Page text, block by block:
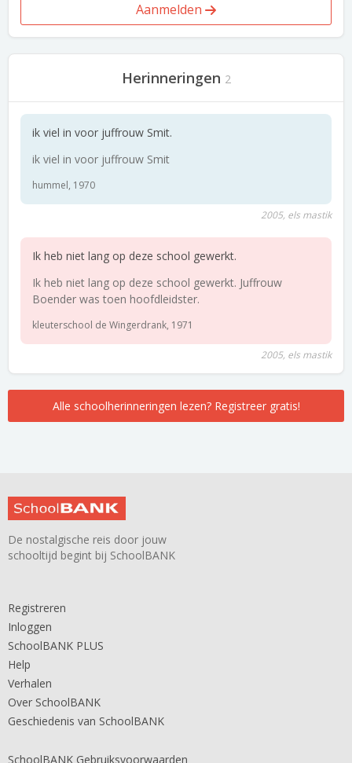
Aanmelden
Herinneringen 2
ik viel in voor juffrouw Smit.
ik viel in voor juffrouw Smit
hummel, 1970
2005, els mastik
Ik heb niet lang op deze school gewerkt.
Ik heb niet lang op deze school gewerkt. Juffrouw
Boender was toen hoofdleidster.
kleuterschool de Wingerdrank, 1971
2005, els mastik
Alle schoolherinneringen lezen? Registreer gratis!
De nostalgische reis door jouw
schooltijd begint bij SchoolBANK
Registreren
Inloggen
SchoolBANK PLUS
Help
Verhalen
Over SchoolBANK
Geschiedenis van SchoolBANK
SchoolBANK Gebruiksvoorwaarden